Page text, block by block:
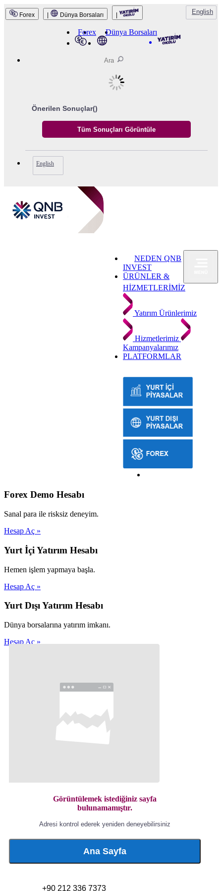
QNB Invest
Forex Dünya Borsaları English
Forex Dünya Borsaları
Önerilen Sonuçlar()
English
NEDEN QNB
INVEST
ÜRÜNLER &
HİZMETLERİMİZ
Yatırım Ürünlerimiz
Hizmetlerimiz
Kampanyalarımız
PLATFORMLAR
Forex Demo Hesabı
Sanal para ile risksiz deneyim.
Hesap Aç »
Yurt İçi Yatırım Hesabı
Hemen işlem yapmaya başla.
Hesap Aç »
Yurt Dışı Yatırım Hesabı
Dünya borsalarına yatırım imkanı.
Hesap Aç »
Görüntülemek istediğiniz sayfa
bulunamamıştır.
Adresi kontrol ederek yeniden deneyebilirsiniz
Ana Sayfa
+90 212 336 7373